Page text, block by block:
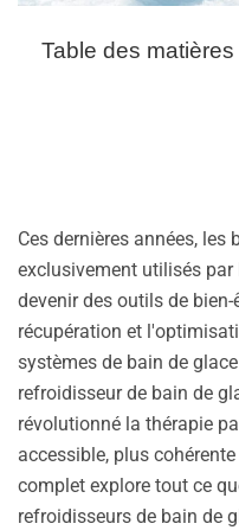
Table des matières
Ces dernières années, les
exclusivement utilisés
devenir des outils de
récupération et
systèmes de bain de
refroidisseur de bain de
révolutionné la thérapie
accessible, plus
complet explore tout ce
refroidisseurs de bain de